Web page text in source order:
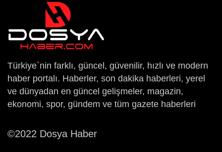
Türkiye`nin farklı, güncel, güvenilir, hızlı ve modern
haber portalı. Haberler, son dakika haberleri, yerel
ve dünyadan en güncel gelişmeler, magazin,
ekonomi, spor, gündem ve tüm gazete haberleri
©2022 Dosya Haber